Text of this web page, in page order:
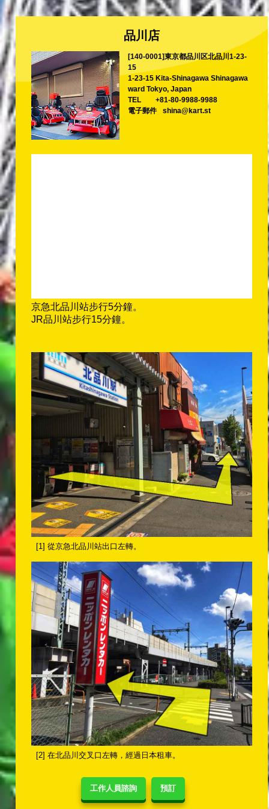
工作人員諮詢 預訂
品川店
[140-0001]東京都品川区北品川1-23-
15
1-23-15 Kita-Shinagawa Shinagawa
ward Tokyo, Japan
TEL
+81-80-9988-9988
電子郵件
shina@kart.st
京急北品川站步行5分鐘。
JR品川站步行15分鐘。
[1] 從京急北品川站出口左轉。
[2] 在北品川交叉口左轉，經過日本租車。